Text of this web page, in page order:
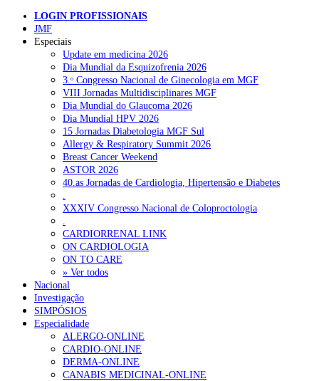
NOTÍCIAS RECENTES
Quase 11.900 jovens recorreram aos cheques psicólogo e
nutricionista no primeiro mês 7 de Agosto, 2026
ULS de Coimbra estreia cirurgia endoscópica do ouvido com
apoio robótico em Portugal 7 de Agosto, 2026
Enfermeiros exigem esclarecimentos sobre eventual gestão
privada da ULS do Algarve
Ordem dos Médicos alerta para riscos no novo sistema de acesso
a consultas e cirurgias 7 de Agosto, 2026
Portugal está a formar os médicos de que precisa?
2026
NOTÍCIAS MAIS LIDAS
Enfermagem Forense. “Da urgência ao tribunal, cada
gesto conta e cada profissional faz a diferença”
202 visualizações
LOGIN PROFISSIONAIS
JMF
Especiais
Update em medicina 2026
Dia Mundial da Esquizofrenia 2026
3.ᵒ Congresso Nacional de Ginecologia em MGF
VIII Jornadas Multidisciplinares MGF
Dia Mundial do Glaucoma 2026
Dia Mundial HPV 2026
15 Jornadas Diabetologia MGF Sul
Allergy & Respiratory Summit 2026
Breast Cancer Weekend
ASTOR 2026
40.as Jornadas de Cardiologia, Hipertensão e Diabetes
.
XXXIV Congresso Nacional de Coloproctologia
.
CARDIORRENAL LINK
ON CARDIOLOGIA
ON TO CARE
» Ver todos
Nacional
Investigação
SIMPÓSIOS
Especialidade
ALERGO-ONLINE
CARDIO-ONLINE
DERMA-ONLINE
CANABIS MEDICINAL-ONLINE